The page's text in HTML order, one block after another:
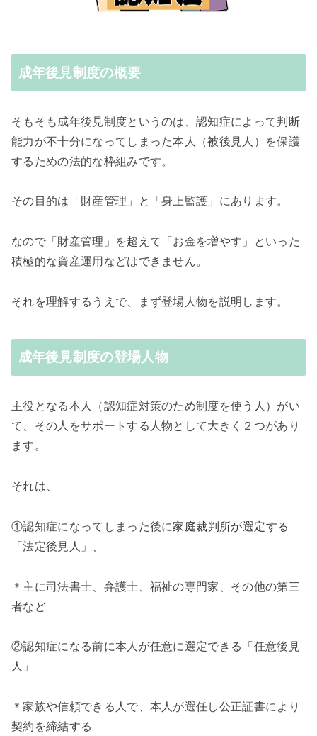
成年後見制度の概要
そもそも成年後見制度というのは、認知症によって判断
能力が不十分になってしまった本人（被後見人）を保護
するための法的な枠組みです。
その目的は「財産管理」と「身上監護」にあります。
なので「財産管理」を超えて「お金を増やす」といった
積極的な資産運用などはできません。
それを理解するうえで、まず登場人物を説明します。
成年後見制度の登場人物
主役となる本人（認知症対策のため制度を使う人）がい
て、その人をサポートする人物として大きく２つがあり
ます。
それは、
①認知症になってしまった後に家庭裁判所が選定する
「法定後見人」、
＊主に司法書士、弁護士、福祉の専門家、その他の第三
者など
②認知症になる前に本人が任意に選定できる「任意後見
人」
＊家族や信頼できる人で、本人が選任し公正証書により
契約を締結する